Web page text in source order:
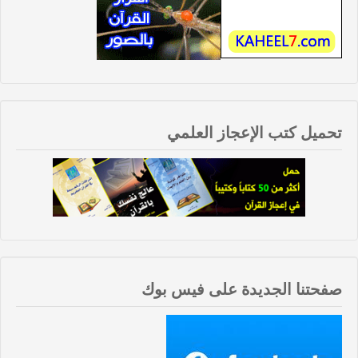
تحميل كتب الإعجاز العلمي
صفحتنا الجديدة على فيس بوك